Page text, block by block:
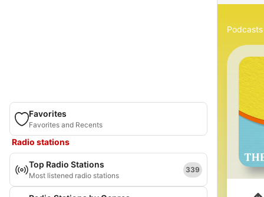
Favorites
Favorites and Recents
Radio stations
Top Radio Stations
Most listened radio stations
339
Podcasts